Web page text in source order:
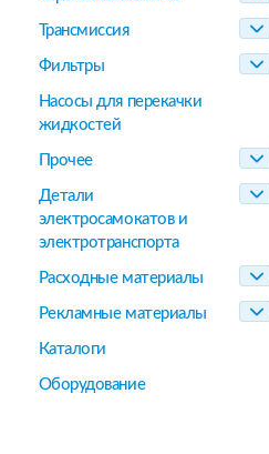
Трансмиссия
Фильтры
Насосы для перекачки
жидкостей
Прочее
Детали
электросамокатов и
электротранспорта
Расходные материалы
Рекламные материалы
Каталоги
Оборудование